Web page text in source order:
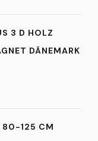
3 D HOLZ
DÄNEMARK
80-125 CM